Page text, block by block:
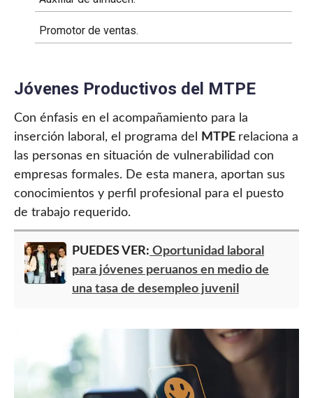
Promotor de ventas.
Jóvenes Productivos del MTPE
Con énfasis en el acompañamiento para la
inserción laboral, el programa del
MTPE relaciona a
las personas en situación de vulnerabilidad con
empresas formales. De esta manera, aportan sus
conocimientos y perfil profesional para el puesto
de trabajo requerido.
PUEDES VER: Oportunidad laboral
para jóvenes peruanos en medio de
una tasa de desempleo juvenil